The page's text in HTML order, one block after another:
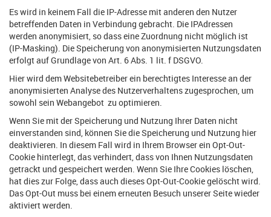
Es wird in keinem Fall die IP-Adresse mit anderen den Nutzer
betreffenden Daten in Verbindung gebracht. Die IPAdressen
werden anonymisiert, so dass eine Zuordnung nicht möglich ist
(IP-Masking). Die Speicherung von anonymisierten Nutzungsdaten
erfolgt auf Grundlage von Art. 6 Abs. 1 lit. f DSGVO.
Hier wird dem Websitebetreiber ein berechtigtes Interesse an der
anonymisierten Analyse des Nutzerverhaltens zugesprochen, um
sowohl sein Webangebot zu optimieren.
Wenn Sie mit der Speicherung und Nutzung Ihrer Daten nicht
einverstanden sind, können Sie die Speicherung und Nutzung hier
deaktivieren. In diesem Fall wird in Ihrem Browser ein Opt-Out-
Cookie hinterlegt, das verhindert, dass von Ihnen Nutzungsdaten
getrackt und gespeichert werden. Wenn Sie Ihre Cookies löschen,
hat dies zur Folge, dass auch dieses Opt-Out-Cookie gelöscht wird.
Das Opt-Out muss bei einem erneuten Besuch unserer Seite wieder
aktiviert werden.